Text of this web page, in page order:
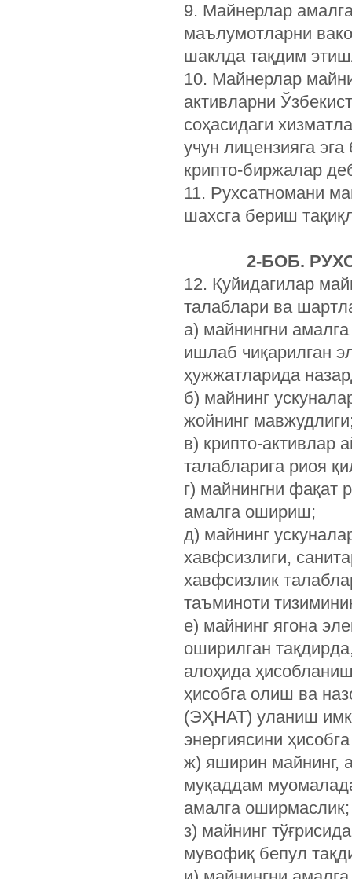
9. Майнерлар
маълумотларни
шаклда тақдим
10. Майнерлар
активларни
соҳасидаги
учун лицензияга
крипто-биржалар
11. Рухсатномани
шахсга бериш
2-БОБ.
12. Қуйидагилар
талаблари ва
а) майнингни
ишлаб чиқарилган
ҳужжатларида
б) майнинг
жойнинг
в) крипто-активлар
талабларига риоя
г) майнингни фақат
амалга ошириш;
д) майнинг
хавфсизлиги,
хавфсизлик
таъминоти
е) майнинг ягона
оширилган
алоҳида
ҳисобга олиш ва
(ЭҲНАТ) уланиш
энергиясини
ж) яширин майнинг,
муқаддам
амалга оширмаслик;
з) майнинг
мувофиқ бепул